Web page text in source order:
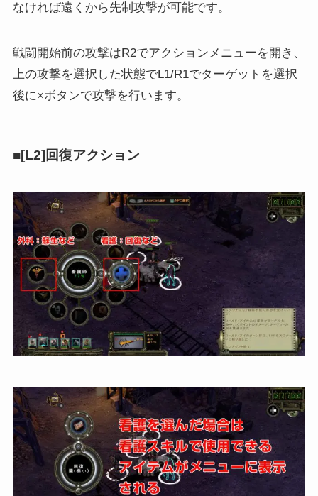
なければ遠くから先制攻撃が可能です。
戦闘開始前の攻撃はR2でアクションメニューを開き、
上の攻撃を選択した状態でL1/R1でターゲットを選択
後に×ボタンで攻撃を行います。
■[L2]回復アクション